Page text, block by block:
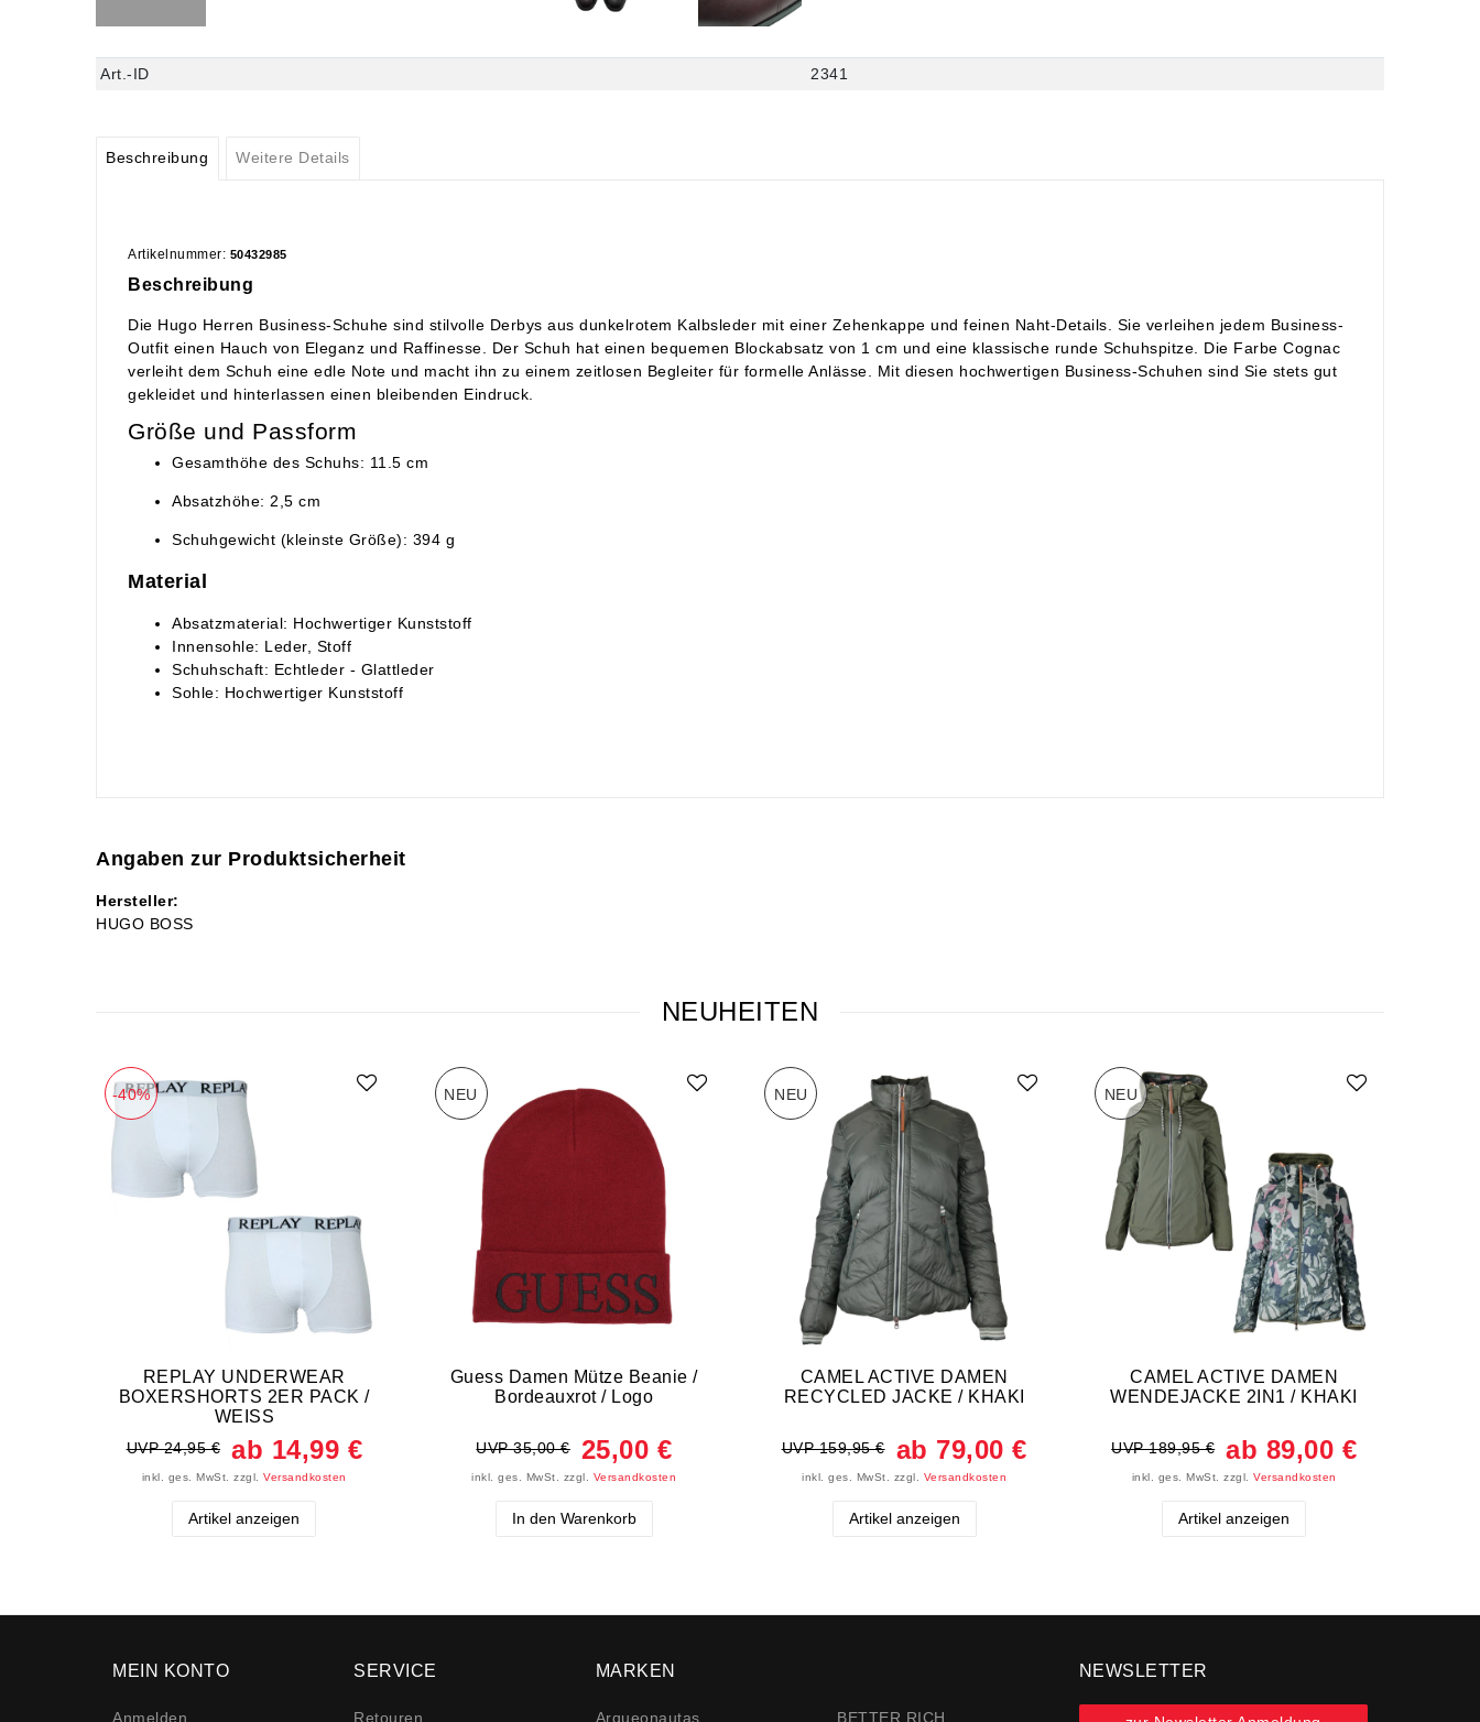
Art.-ID 2341
Beschreibung Weitere Details
Artikelnummer: 50432985
Beschreibung
Die Hugo Herren Business-Schuhe sind stilvolle Derbys aus dunkelrotem Kalbsleder mit einer Zehenkappe und feinen Naht-Details. Sie verleihen jedem Business-
Outfit einen Hauch von Eleganz und Raffinesse. Der Schuh hat einen bequemen Blockabsatz von 1 cm und eine klassische runde Schuhspitze. Die Farbe Cognac
verleiht dem Schuh eine edle Note und macht ihn zu einem zeitlosen Begleiter für formelle Anlässe. Mit diesen hochwertigen Business-Schuhen sind Sie stets gut
gekleidet und hinterlassen einen bleibenden Eindruck.
Größe und Passform
Gesamthöhe des Schuhs: 11.5 cm
Absatzhöhe: 2,5 cm
Schuhgewicht (kleinste Größe): 394 g
Material
Absatzmaterial: Hochwertiger Kunststoff
Innensohle: Leder, Stoff
Schuhschaft: Echtleder - Glattleder
Sohle: Hochwertiger Kunststoff
Angaben zur Produktsicherheit
Hersteller:
HUGO BOSS
NEUHEITEN
-40%
REPLAY UNDERWEAR
BOXERSHORTS 2ER PACK /
WEISS
UVP 24,95 € ab 14,99 €
inkl. ges. MwSt. zzgl.Versandkosten
Artikel anzeigen
NEU
Guess Damen Mütze Beanie /
Bordeauxrot / Logo
UVP 35,00 € 25,00 €
inkl. ges. MwSt. zzgl. Versandkosten
In den Warenkorb
NEU
CAMEL ACTIVE DAMEN
RECYCLED JACKE / KHAKI
UVP 159,95 € ab 79,00 €
inkl. ges. MwSt. zzgl. Versandkosten
Artikel anzeigen
NEU
CAMEL ACTIVE DAMEN
WENDEJACKE 2IN1 / KHAKI
UVP 189,95 € ab 89,00 €
inkl. ges. MwSt. zzgl.Versandkosten
Artikel anzeigen
MEIN KONTO
Anmelden
SERVICE
Retouren
MARKEN
Arqueonautas
BETTER RICH
NEWSLETTER